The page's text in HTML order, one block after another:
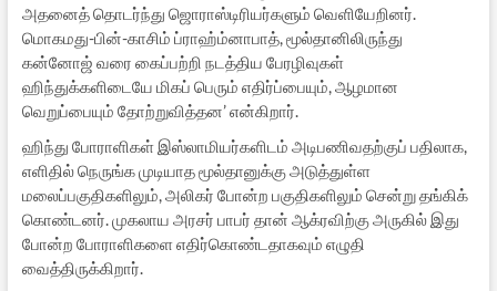
அதனைத் தொடர்ந்து ஜொராஸ்டிரியர்களும் வெளியேறினர்.
மொகமது-பின்-காசிம் ப்ராஹ்ம்னாபாத், மூல்தானிலிருந்து
கன்னோஜ் வரை கைப்பற்றி நடத்திய பேரழிவுகள்
ஹிந்துக்களிடையே மிகப் பெரும் எதிர்ப்பையும், ஆழமான
வெறுப்பையும் தோற்றுவித்தன’ என்கிறார்.
ஹிந்து போராளிகள் இஸ்லாமியர்களிடம் அடிபணிவதற்குப் பதிலாக,
எளிதில் நெருங்க முடியாத மூல்தானுக்கு அடுத்துள்ள
மலைப்பகுதிகளிலும், அலிகர் போன்ற பகுதிகளிலும் சென்று தங்கிக்
கொண்டனர். முகலாய அரசர் பாபர் தான் ஆக்ரவிற்கு அருகில் இது
போன்ற போராளிகளை எதிர்கொண்டதாகவும் எழுதி
வைத்திருக்கிறார்.